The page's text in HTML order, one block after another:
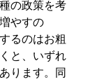
の政策を考
やすの
るのはお粗
と、いずれ
ります。同